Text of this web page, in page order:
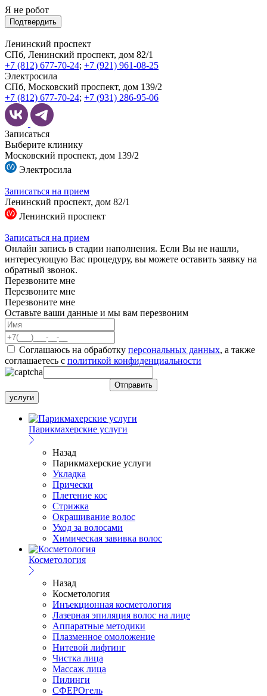
Я не робот
Подтвердить
Ленинский проспект
СПб, Ленинский проспект, дом 82/1
+7 (812) 677-70-24; +7 (921) 961-08-25
Электросила
СПб, Московский проспект, дом 139/2
+7 (812) 677-70-24; +7 (931) 286-95-06
Записаться
Выберите клинику
Московский проспект, дом 139/2
Электросила
Записаться на прием
Ленинский проспект, дом 82/1
Ленинский проспект
Записаться на прием
Онлайн запись в стадии наполнения. Если Вы не нашли,
интересующую Вас процедуру, вы можете оставить заявку на
обратный звонок.
Перезвоните мне
Перезвоните мне
Перезвоните мне
Оставьте ваши данные и мы вам перезвоним
Соглашаюсь на обработку персональных данных, а также
соглашаетесь c политикой конфиденциальности
услуги
Парикмахерские услуги
Назад
Парикмахерские услуги
Укладка
Прически
Плетение кос
Стрижка
Окрашивание волос
Уход за волосами
Химическая завивка волос
Косметология
Назад
Косметология
Инъекционная косметология
Лазерная эпиляция волос на лице
Аппаратные методики
Плазменное омоложение
Нитевой лифтинг
Чистка лица
Массаж лица
Пилинги
СФЕРОгель